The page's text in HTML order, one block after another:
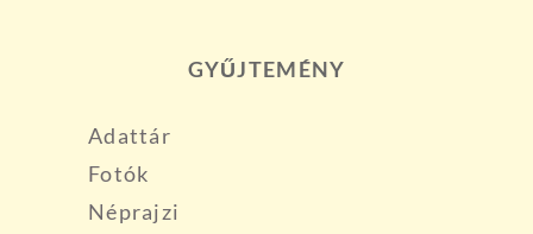
GYŰJTEMÉNY
Adattár
Fotók
Néprajzi